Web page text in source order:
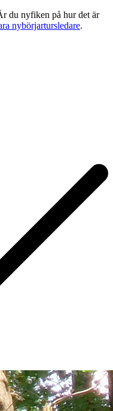
du nyfiken på hur det är
nybörjartursledare.